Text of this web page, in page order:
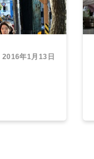
2016年1月13日